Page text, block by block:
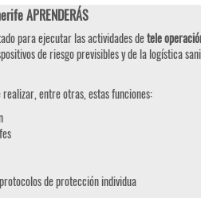
APRENDERÁS
para ejecutar las actividades detele
de riesgo previsibles y de la logística
entre otras, estas funciones:
de protección individua